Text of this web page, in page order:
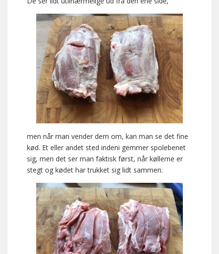
men når man vender dem om, kan man se det fine
kød. Et eller andet sted indeni gemmer spolebenet
sig, men det ser man faktisk først, når køllerne er
stegt og kødet har trukket sig lidt sammen.